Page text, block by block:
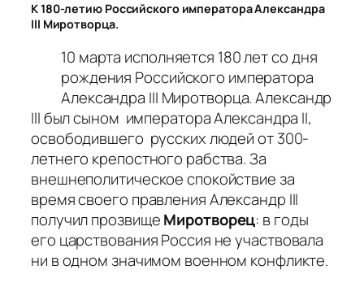
К 180-летию Российского императора Александра
III Миротворца.
10 марта исполняется 180 лет со дня
рождения Российского императора
Александра III Миротворца. Александр
III был сыном императора Александра II,
освободившего русских людей от 300-
летнего крепостного рабства. За
внешнеполитическое спокойствие за
время своего правления Александр III
получил прозвищеМиротворец: в годы
его царствования Россия не участвовала
ни в одном значимом военном конфликте.